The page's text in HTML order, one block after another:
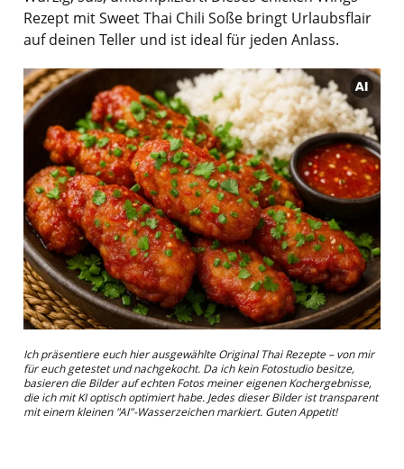
Rezept mit Sweet Thai Chili Soße bringt Urlaubsflair
auf deinen Teller und ist ideal für jeden Anlass.
Ich präsentiere euch hier ausgewählte Original Thai Rezepte – von mir
für euch getestet und nachgekocht. Da ich kein Fotostudio besitze,
basieren die Bilder auf echten Fotos meiner eigenen Kochergebnisse,
die ich mit KI optisch optimiert habe. Jedes dieser Bilder ist transparent
mit einem kleinen "AI"-Wasserzeichen markiert. Guten Appetit!